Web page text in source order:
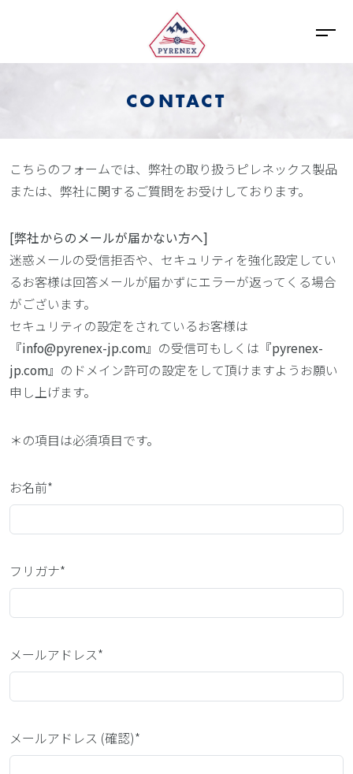
CONTACT
こちらのフォームでは、弊社の取り扱うピレネックス製品
または、弊社に関するご質問をお受けしております。
[弊社からのメールが届かない方へ]
迷惑メールの受信拒否や、セキュリティを強化設定してい
るお客様は回答メールが届かずにエラーが返ってくる場合
がございます。
セキュリティの設定をされているお客様は
『info@pyrenex-jp.com』の受信可もしくは『pyrenex-
jp.com』のドメイン許可の設定をして頂けますようお願い
申し上げます。
＊の項目は必須項目です。
お名前*
フリガナ*
メールアドレス*
メールアドレス (確認)*